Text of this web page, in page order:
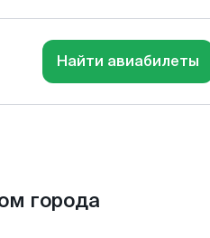
Найти авиабилеты
города